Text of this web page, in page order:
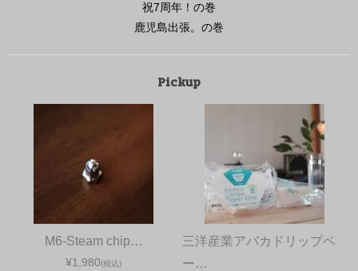
祝7周年！の巻
鹿児島出張。の巻
Pickup
M6-Steam chip…
¥1,980(税込)
三洋産業アバカドリップペ
ー…